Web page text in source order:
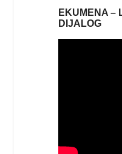
EKUMENA –
DIJALOG